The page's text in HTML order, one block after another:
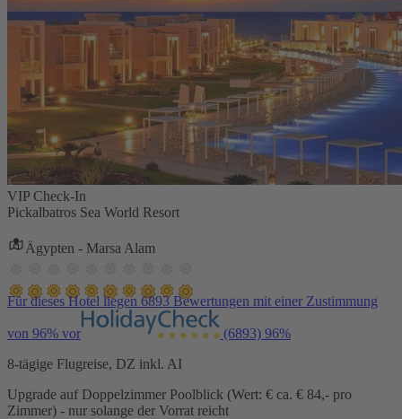
VIP Check-In
Pickalbatros Sea World Resort
Ägypten - Marsa Alam
Für dieses Hotel liegen 6893 Bewertungen mit einer Zustimmung
von 96% vor (6893) 96%
8-tägige Flugreise, DZ inkl. AI
Upgrade auf Doppelzimmer Poolblick (Wert: € ca. € 84,- pro
Zimmer) - nur solange der Vorrat reicht